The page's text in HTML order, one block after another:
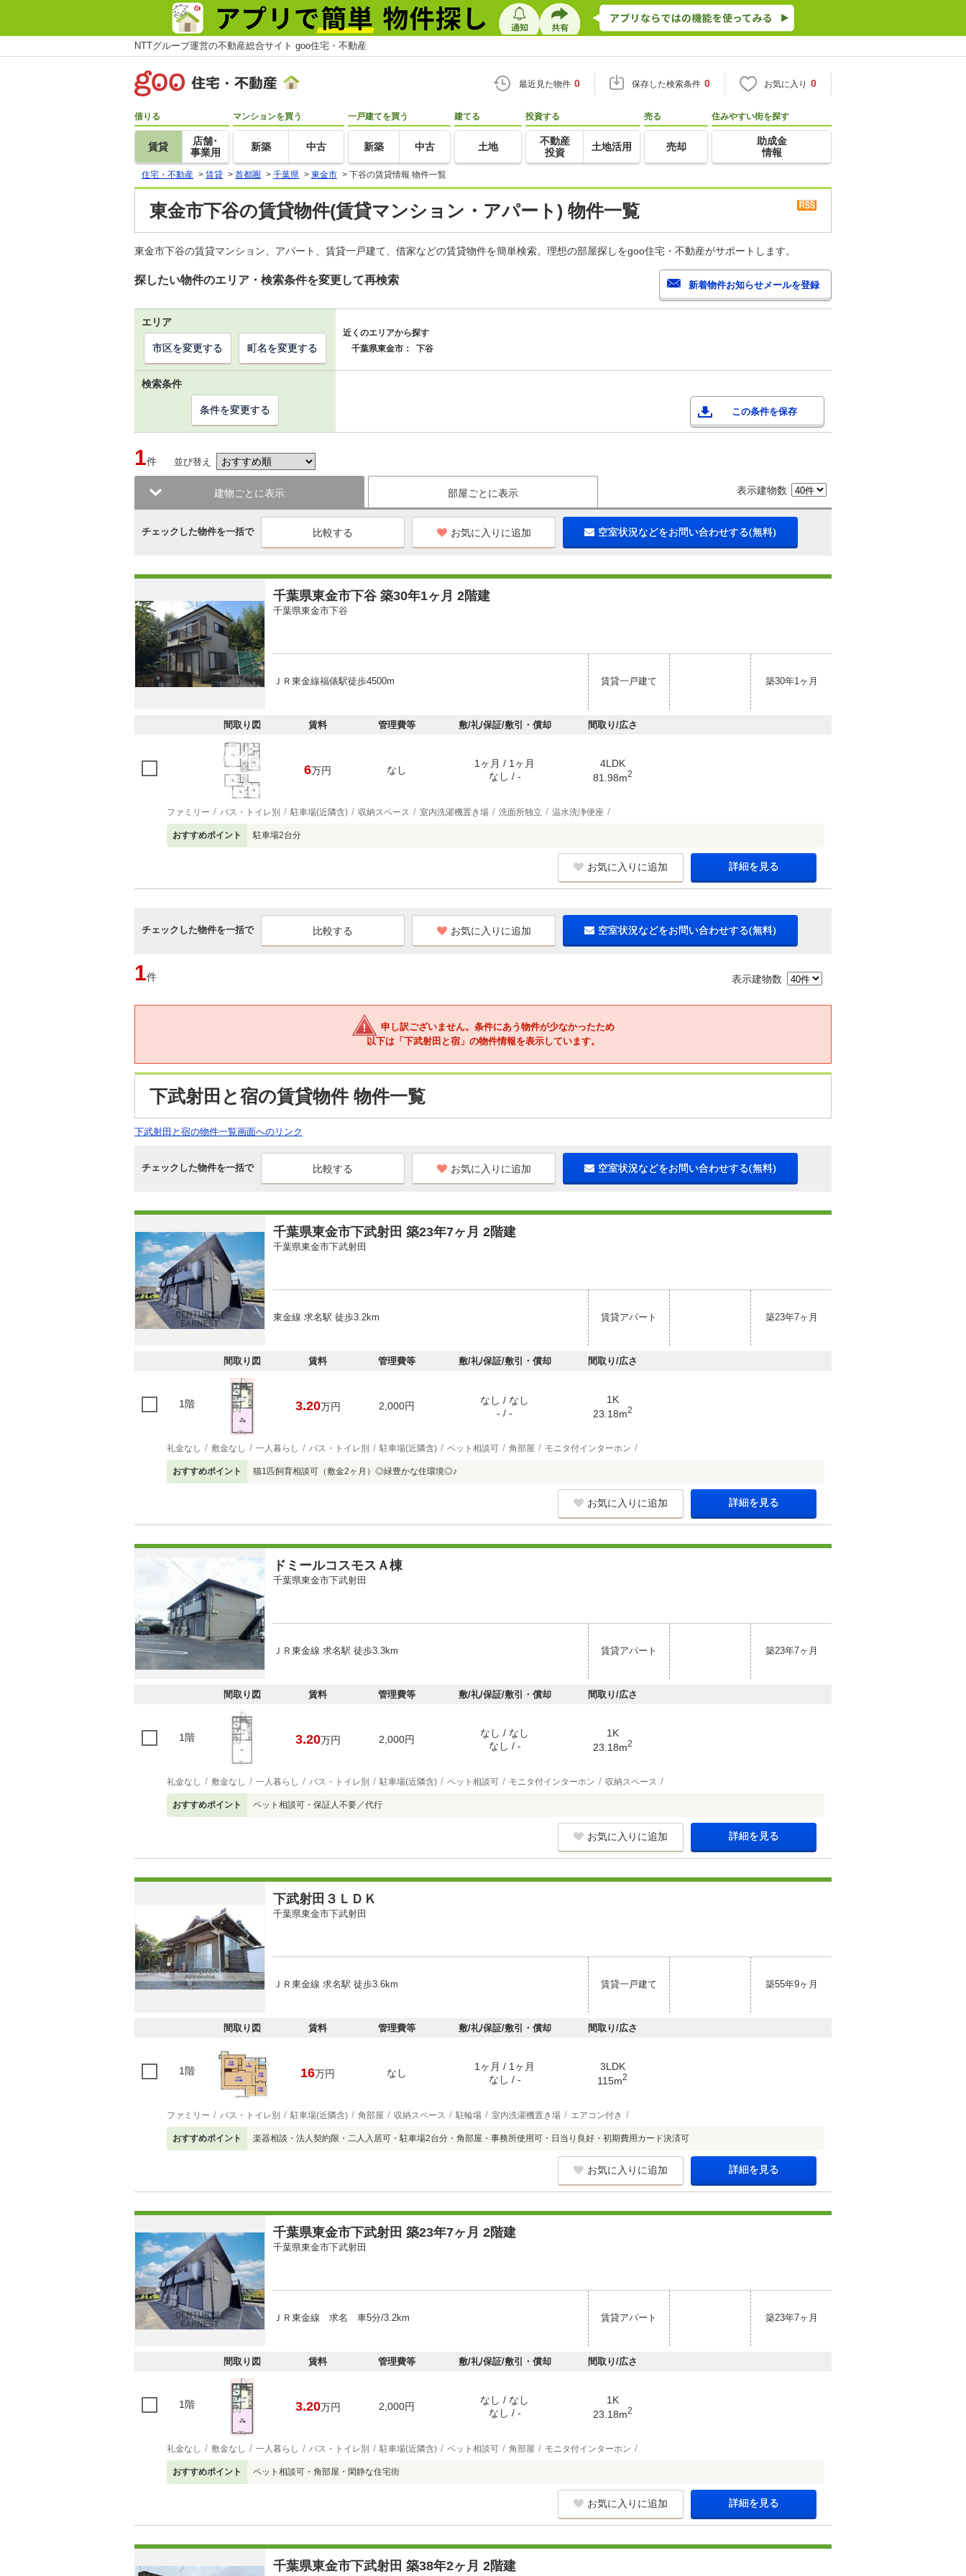
NTTグループ運営の不動産総合サイト goo住宅・不動産
最近見た物件 0 保存した検索条件 0 お気に入り 0
借りる
賃貸
店舗･
事業用
マンションを買う
新築 中古
一戸建てを買う
新築 中古
建てる
土地
投資する
不動産
投資
土地活用
売る
売却
住みやすい街を探す
助成金
情報
住宅・不動産 > 賃貸 > 首都圏 > 千葉県 > 東金市 > 下谷の賃貸情報 物件一覧
東金市下谷の賃貸物件(賃貸マンション・アパート) 物件一覧
東金市下谷の賃貸マンション、アパート、賃貸一戸建て、借家などの賃貸物件を簡単検索。理想の部屋探しをgoo住宅・不動産がサポートします。
探したい物件のエリア・検索条件を変更して再検索
エリア
近くのエリアから探す
千葉県東金市：
下谷
市区を変更する 町名を変更する
検索条件
この条件を保存
条件を変更する
1件 並び替え
建物ごとに表示 部屋ごとに表示 表示建物数
チェックした物件を一括で お気に入りに追加 空室状況などをお問い合わせする(無料)
千葉県東金市下谷 築30年1ヶ月 2階建
千葉県東金市下谷
ＪＲ東金線福俵駅徒歩4500m 賃貸一戸建て 築30年1ヶ月
間取り図 賃料 管理費等 敷/礼/保証/敷引・償却 間取り/広さ
6万円 なし
1ヶ月 / 1ヶ月
なし / -
4LDK
81.98m2
ファミリー バス・トイレ別 駐車場(近隣含) 収納スペース 室内洗濯機置き場 洗面所独立 温水洗浄便座
おすすめポイント 駐車場2台分
お気に入りに追加 詳細を見る
チェックした物件を一括で お気に入りに追加 空室状況などをお問い合わせする(無料)
1件 表示建物数
申し訳ございません。条件にあう物件が少なかったため
以下は「下武射田と宿」の物件情報を表示しています。
下武射田と宿の賃貸物件 物件一覧
下武射田と宿の物件一覧画面へのリンク
チェックした物件を一括で お気に入りに追加 空室状況などをお問い合わせする(無料)
千葉県東金市下武射田 築23年7ヶ月 2階建
千葉県東金市下武射田
東金線 求名駅 徒歩3.2km 賃貸アパート 築23年7ヶ月
間取り図 賃料 管理費等 敷/礼/保証/敷引・償却 間取り/広さ
1階 3.20万円 2,000円
なし / なし
- / -
1K
23.18m2
礼金なし 敷金なし 一人暮らし バス・トイレ別 駐車場(近隣含) ペット相談可 角部屋 モニタ付インターホン
おすすめポイント 猫1匹飼育相談可（敷金2ヶ月）◎緑豊かな住環境◎♪
お気に入りに追加 詳細を見る
ドミールコスモスＡ棟
千葉県東金市下武射田
ＪＲ東金線 求名駅 徒歩3.3km 賃貸アパート 築23年7ヶ月
間取り図 賃料 管理費等 敷/礼/保証/敷引・償却 間取り/広さ
1階 3.20万円 2,000円
なし / なし
なし / -
1K
23.18m2
礼金なし 敷金なし 一人暮らし バス・トイレ別 駐車場(近隣含) ペット相談可 モニタ付インターホン 収納スペース
おすすめポイント ペット相談可・保証人不要／代行
お気に入りに追加 詳細を見る
下武射田３ＬＤＫ
千葉県東金市下武射田
ＪＲ東金線 求名駅 徒歩3.6km 賃貸一戸建て 築55年9ヶ月
間取り図 賃料 管理費等 敷/礼/保証/敷引・償却 間取り/広さ
1階 16万円 なし
1ヶ月 / 1ヶ月
なし / -
3LDK
115m2
ファミリー バス・トイレ別 駐車場(近隣含) 角部屋 収納スペース 駐輪場 室内洗濯機置き場 エアコン付き
おすすめポイント 楽器相談・法人契約限・二人入居可・駐車場2台分・角部屋・事務所使用可・日当り良好・初期費用カード決済可
お気に入りに追加 詳細を見る
千葉県東金市下武射田 築23年7ヶ月 2階建
千葉県東金市下武射田
ＪＲ東金線 求名 車5分/3.2km 賃貸アパート 築23年7ヶ月
間取り図 賃料 管理費等 敷/礼/保証/敷引・償却 間取り/広さ
1階 3.20万円 2,000円
なし / なし
なし / -
1K
23.18m2
礼金なし 敷金なし 一人暮らし バス・トイレ別 駐車場(近隣含) ペット相談可 角部屋 モニタ付インターホン
おすすめポイント ペット相談可・角部屋・閑静な住宅街
お気に入りに追加 詳細を見る
千葉県東金市下武射田 築38年2ヶ月 2階建